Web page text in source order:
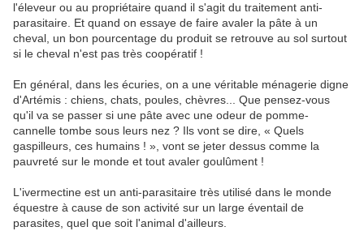
l'éleveur ou au propriétaire quand il s'agit du traitement anti-
parasitaire. Et quand on essaye de faire avaler la pâte à un
cheval, un bon pourcentage du produit se retrouve au sol surtout
si le cheval n'est pas très coopératif !
En général, dans les écuries, on a une véritable ménagerie digne
d'Artémis : chiens, chats, poules, chèvres... Que pensez-vous
qu'il va se passer si une pâte avec une odeur de pomme-
cannelle tombe sous leurs nez ? Ils vont se dire, « Quels
gaspilleurs, ces humains ! », vont se jeter dessus comme la
pauvreté sur le monde et tout avaler goulûment !
L'ivermectine est un anti-parasitaire très utilisé dans le monde
équestre à cause de son activité sur un large éventail de
parasites, quel que soit l'animal d'ailleurs.